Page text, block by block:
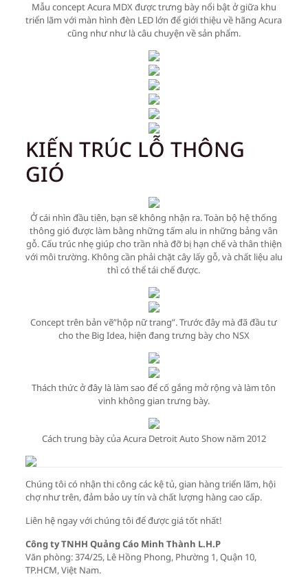
Mẫu concept Acura MDX được trưng bày nổi bật ở giữa khu
triển lãm với màn hình đèn LED lớn để giới thiệu về hãng Acura
cũng như như là câu chuyện về sản phẩm.
KIẾN TRÚC LỖ THÔNG
GIÓ
Ở cái nhìn đầu tiên, bạn sẽ không nhận ra. Toàn bộ hệ thống
thông gió được làm bằng những tấm alu in những bảng vân
gỗ. Cấu trúc nhẹ giúp cho trần nhà đỡ bị hạn chế và thân thiện
với môi trường. Không cần phải chặt cây lấy gỗ, và chất liệu alu
thì có thể tái chế được.
Concept trên bản vẽ”hộp nữ trang”. Trước đây mà đã đầu tư
cho the Big Idea, hiện đang trưng bày cho NSX
Thách thức ở đây là làm sao để cố gắng mở rộng và làm tôn
vinh không gian trưng bày.
Cách trung bày của Acura Detroit Auto Show năm 2012
Chúng tôi có nhận thi công các kệ tủ, gian hàng triển lãm, hội
chợ như trên, đảm bảo uy tín và chất lượng hàng cao cấp.
Liên hệ ngay với chúng tôi để được giá tốt nhất!
Công ty TNHH Quảng Cáo Minh Thành L.H.P
Văn phòng: 374/25, Lê Hồng Phong, Phường 1, Quận 10,
TP.HCM, Việt Nam.